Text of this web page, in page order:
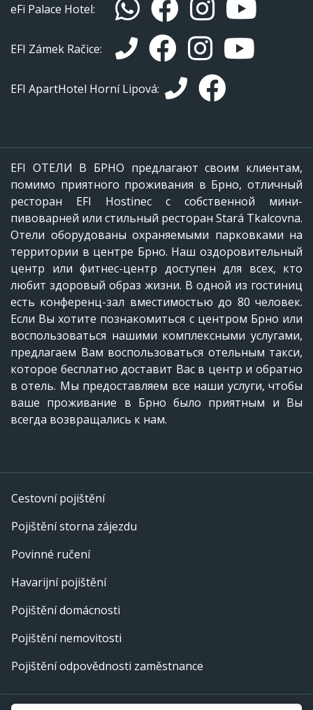
eFi Palace Hotel:
EFI Zámek Račice:
EFI ApartHotel Horní Lipová:
EFI ОТЕЛИ В БРНО предлагают своим клиентам,
помимо приятного проживания в Брно, отличный
ресторан EFI Hostinec с собственной мини-
пивоварней или стильный ресторан Stará Tkalcovna.
Отели оборудованы охраняемыми парковками на
территории в центре Брно. Наш оздоровительный
центр или фитнес-центр доступен для всех, кто
любит здоровый образ жизни. В одной из гостиниц
есть конференц-зал вместимостью до 80 человек.
Если Вы хотите познакомиться с центром Брно или
воспользоваться нашими комплексными услугами,
предлагаем Вам воспользоваться отельным такси,
которое бесплатно доставит Вас в центр и обратно
в отель. Мы предоставляем все наши услуги, чтобы
ваше проживание в Брно было приятным и Вы
всегда возвращались к нам.
Cestovní pojištění
Pojištění storna zájezdu
Povinné ručení
Havarijní pojištění
Pojištění domácnosti
Pojištění nemovitosti
Pojištění odpovědnosti zaměstnance